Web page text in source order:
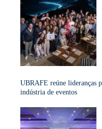
UBRAFE reúne lideranças
indústria de eventos